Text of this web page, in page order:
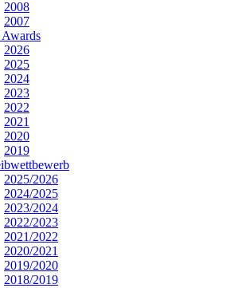
2008
2007
2026
2025
2024
2023
2022
2021
2020
2019
2025/2026
2024/2025
2023/2024
2022/2023
2021/2022
2020/2021
2019/2020
2018/2019